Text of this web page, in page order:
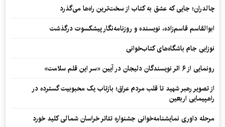
چالدران؛ جایی که عشق به کتاب از سخت‌ترین راه‌ها می‌گذرد
ابوالقاسم قاسم‌زاده، نویسنده و روزنامه‌نگار پیشکسوت درگذشت
نوزایی جام باشگاه‌های کتاب‌خوانی
رونمایی از ۶ اثر نویسندگان دلیجان در آیین «سر این قلم سلامت»
از تصویر رهبر شهید تا قلب مردم عراق؛ بازتاب یک محبوبیت گسترده در
راهپیمایی اربعین
مرحله داوری نمایشنامه‌خوانی جشنواره تئاتر خراسان شمالی کلید خورد